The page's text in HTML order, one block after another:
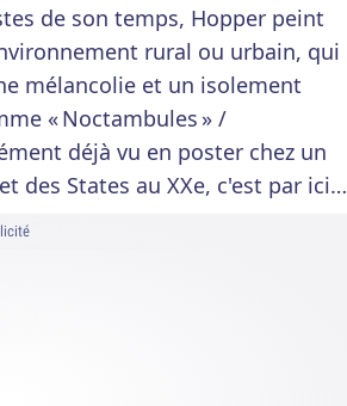
de son temps, Hopper peint
rural ou urbain, qui
mélancolie et un isolement
« Noctambules » /
déjà vu en poster chez un
des States au XXe, c'est par ici…